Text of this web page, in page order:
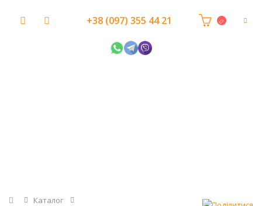
+38 (097) 355 44 21
Головна
Каталог